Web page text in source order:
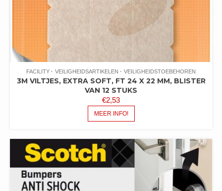
FACILITY VEILIGHEIDSARTIKELEN VEILIGHEIDSTOEBEHOREN
3M VILTJES, EXTRA SOFT, FT 24 X 22 MM, BLISTER
VAN 12 STUKS
€2,53
MEER INFO!